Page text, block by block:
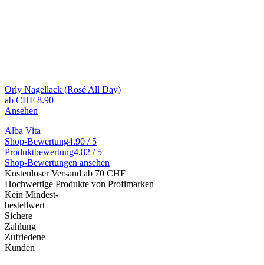
Orly Nagellack (Rosé All Day)
ab CHF 8.90
Ansehen
Alba Vita
Shop-Bewertung4.90 / 5
Produktbewertung4.82 / 5
Shop-Bewertungen ansehen
Kostenloser Versand ab 70 CHF
Hochwertige Produkte von Profimarken
Kein Mindest-
bestellwert
Sichere
Zahlung
Zufriedene
Kunden